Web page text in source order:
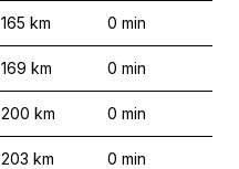
165 km 0 min
169 km 0 min
200 km 0 min
203 km 0 min